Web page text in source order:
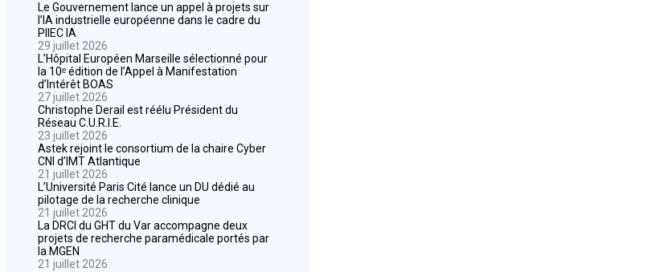
Le Gouvernement lance un appel à projets sur
l’IA industrielle européenne dans le cadre du
PIIEC IA
29 juillet 2026
L’Hôpital Européen Marseille sélectionné pour
la 10ᵉ édition de l’Appel à Manifestation
d’Intérêt BOAS
27 juillet 2026
Christophe Derail est réélu Président du
Réseau C.U.R.I.E.
23 juillet 2026
Astek rejoint le consortium de la chaire Cyber
CNI d’IMT Atlantique
21 juillet 2026
L’Université Paris Cité lance un DU dédié au
pilotage de la recherche clinique
21 juillet 2026
La DRCI du GHT du Var accompagne deux
projets de recherche paramédicale portés par
la MGEN
21 juillet 2026